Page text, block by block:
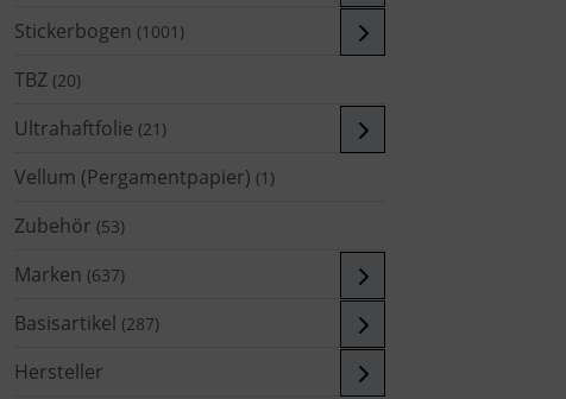
Stickerbogen (1001)
TBZ (20)
Ultrahaftfolie (21)
Vellum (Pergamentpapier) (1)
Zubehör (53)
Marken (637)
Basisartikel (287)
Hersteller